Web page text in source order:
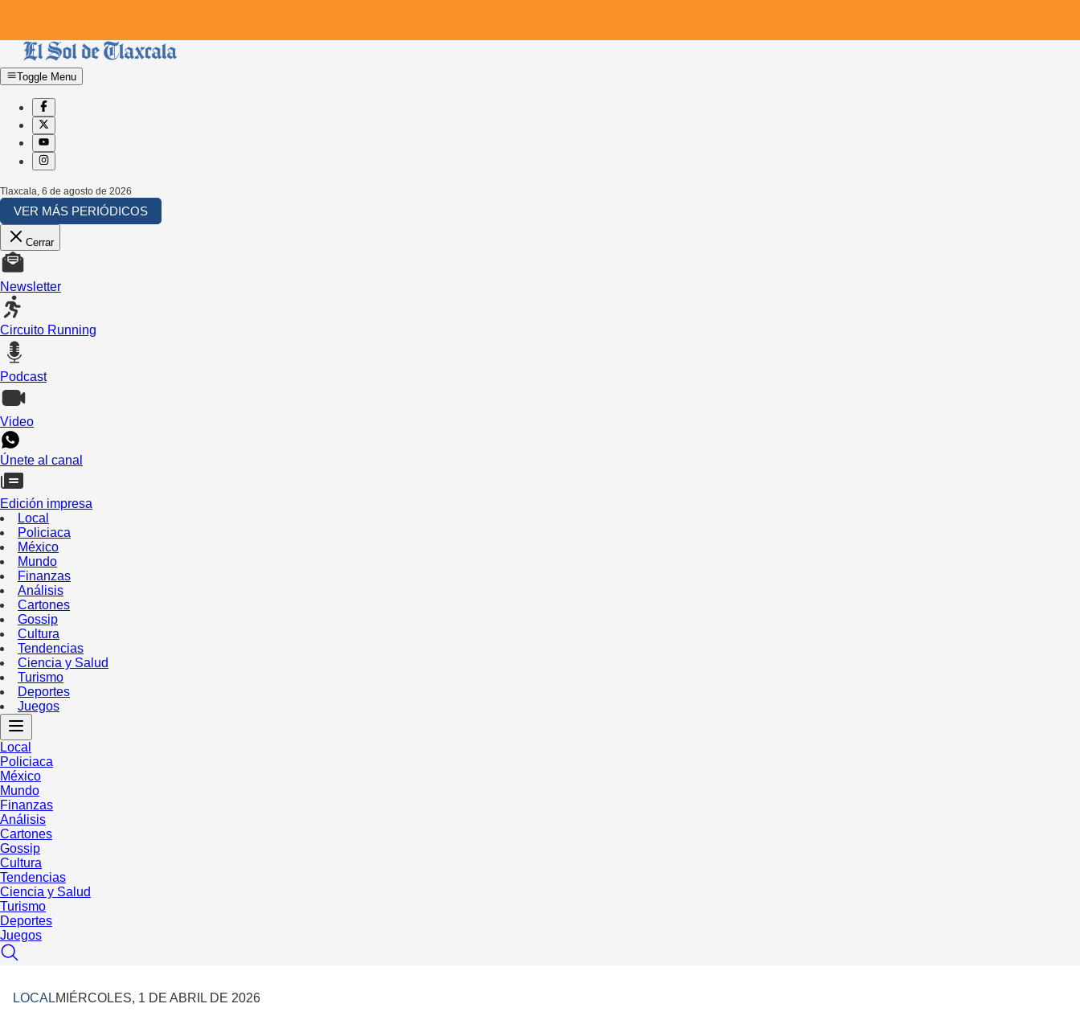
Toggle Menu
Tlaxcala 6 de agosto de 2026
VER MÁS PERIÓDICOS
Cerrar
Newsletter
Circuito Running
Podcast
Video
Únete al canal
Edición impresa
Local
Policiaca
México
Mundo
Finanzas
Análisis
Cartones
Gossip
Cultura
Tendencias
Ciencia y Salud
Turismo
Deportes
Juegos
Local
Policiaca
México
Mundo
Finanzas
Análisis
Cartones
Gossip
Cultura
Tendencias
Ciencia y Salud
Turismo
Deportes
Juegos
LOCALMIÉRCOLES, 1 DE ABRIL DE 2026